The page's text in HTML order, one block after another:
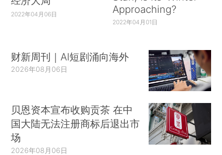
2022年04月06日
Approaching?
2022年04月01日
财新周刊｜AI短剧涌向海外
2026年08月06日
贝恩资本宣布收购贡茶 在中
国大陆无法注册商标后退出市
场
2026年08月06日